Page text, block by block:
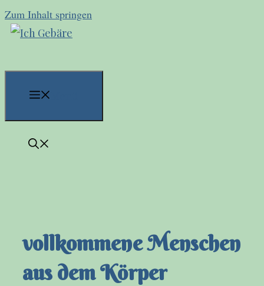
Zum Inhalt springen
vollkommene Menschen
aus dem Körper